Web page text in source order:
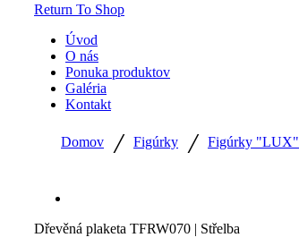
Return To Shop
Úvod
O nás
Ponuka produktov
Galéria
Kontakt
Domov / Figúrky / Figúrky "LUX"
Dřevěná plaketa TFRW070 | Střelba